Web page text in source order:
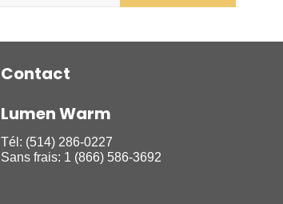
Contact
Lumen Warm
Tél: (514) 286-0227
Sans frais: 1 (866) 586-3692